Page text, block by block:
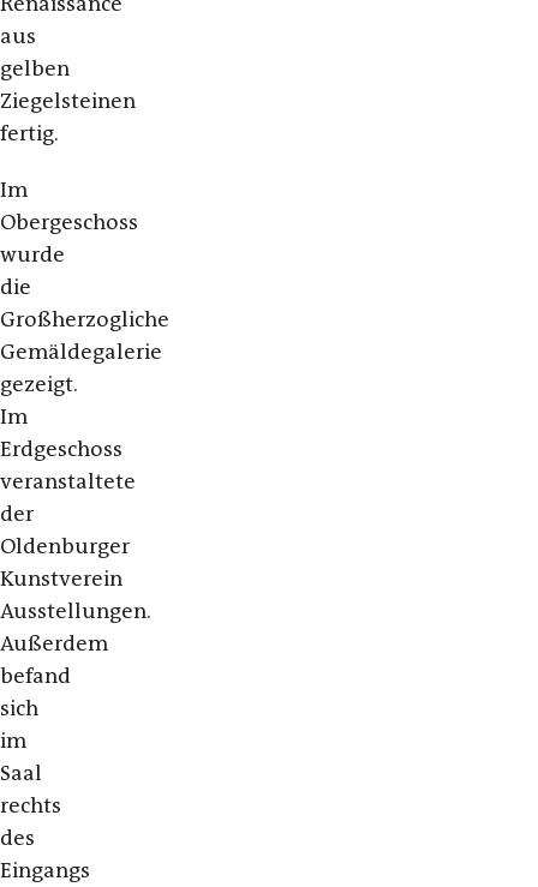
aus
gelben
Ziegelsteinen
fertig.
Im
Obergeschoss
wurde
die
Großherzogliche
Gemäldegalerie
gezeigt.
Im
Erdgeschoss
veranstaltete
der
Oldenburger
Kunstverein
Ausstellungen.
Außerdem
befand
sich
im
Saal
rechts
des
Eingangs